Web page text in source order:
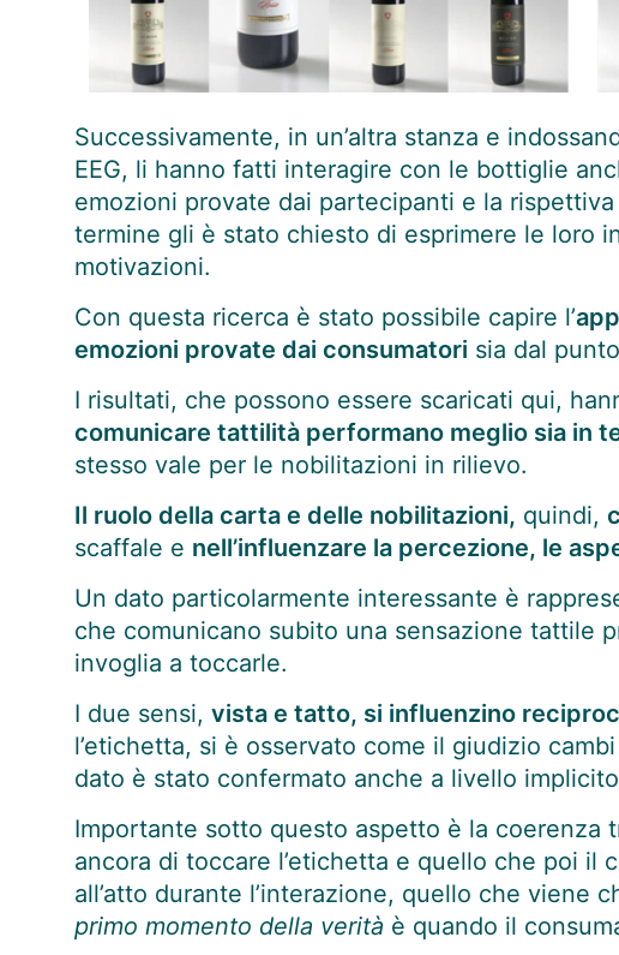
Successivamente, in un’altra stanza e
EEG, li hanno fatti interagire con le bottiglie
emozioni provate dai partecipanti e la
termine gli è stato chiesto di esprimere le loro
motivazioni.
Con questa ricerca è stato possibile capire l’
emozioni provate dai consumatori sia dal
I risultati, che possono essere scaricati qui,
comunicare tattilità performano meglio sia in
stesso vale per le nobilitazioni in rilievo.
Il ruolo della carta e delle nobilitazioni, quindi,
scaffale e nell’influenzare la percezione, le
Un dato particolarmente interessante è
che comunicano subito una sensazione tattile
invoglia a toccarle.
I due sensi, vista e tatto, si influenzino
l’etichetta, si è osservato come il giudizio
dato è stato confermato anche a livello
Importante sotto questo aspetto è la coerenza
ancora di toccare l’etichetta e quello che poi il
all’atto durante l’interazione, quello che viene
primo momento della verità è quando il